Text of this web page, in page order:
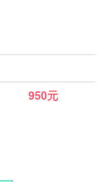
950元